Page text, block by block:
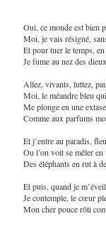
Oui, ce monde est bien
Moi, je vais résigné,
Et pour tuer le temps,
Je fume au nez des
Allez, vivants, luttez,
Moi, le méandre bleu
Me plonge en une
Comme aux parfums
Et j’entre au paradis,
Ou l’on voit se mêler en
Des éléphants en rut à
Et puis, quand je
Je contemple, le cœur
Mon cher pouce rôti